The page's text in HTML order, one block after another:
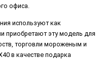
офиса.
используют как
приобретают эту модель для
торговли мороженым и
в качестве подарка